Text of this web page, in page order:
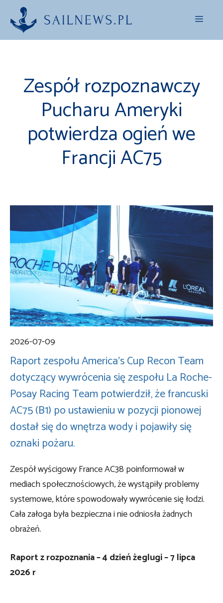
Przejdź
treści
Menu
Zespół rozpoznawczy
Pucharu Ameryki
potwierdza ogień we
Francji AC75
2026-07-09
Raport zespołu America’s Cup Recon Team
dotyczący wywrócenia się zespołu La Roche-
Posay Racing Team potwierdził, że francuski
AC75 (B1) po ustawieniu w pozycji pionowej
dostał się do wnętrza wody i pojawiły się
oznaki pożaru.
Zespół wyścigowy France AC38 poinformował w
mediach społecznościowych, że wystąpiły problemy
systemowe, które spowodowały wywrócenie się łodzi.
Cała załoga była bezpieczna i nie odniosła żadnych
obrażeń.
Raport z rozpoznania – 4 dzień żeglugi – 7 lipca
2026 r